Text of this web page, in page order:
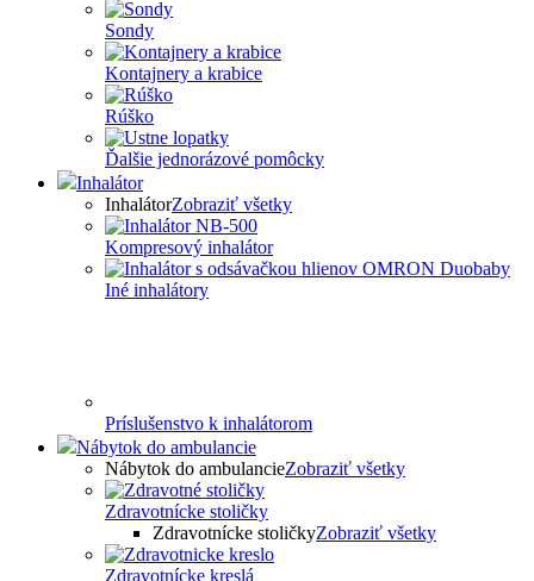
Sondy
Kontajnery a krabice
Rúško
Ďalšie jednorázové pomôcky
Inhalátor
InhalátorZobraziť všetky
Kompresový inhalátor
Iné inhalátory
Príslušenstvo k inhalátorom
Nábytok do ambulancie
Nábytok do ambulancieZobraziť všetky
Zdravotnícke stoličky
Zdravotnícke stoličkyZobraziť všetky
Zdravotnícke kreslá